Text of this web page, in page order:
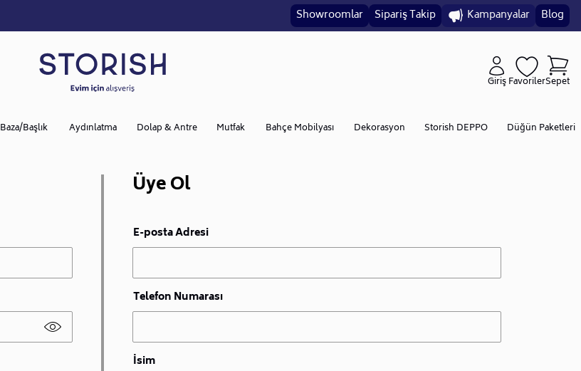
Showroomlar Sipariş Takip Kampanyalar Blog
GirişFavorilerSepet
Baza/Başlık Aydınlatma Dolap & Antre Mutfak Bahçe Mobilyası Dekorasyon Storish DEPPO Düğün Paketleri
Üye Ol
E-posta Adresi
Telefon Numarası
İsim